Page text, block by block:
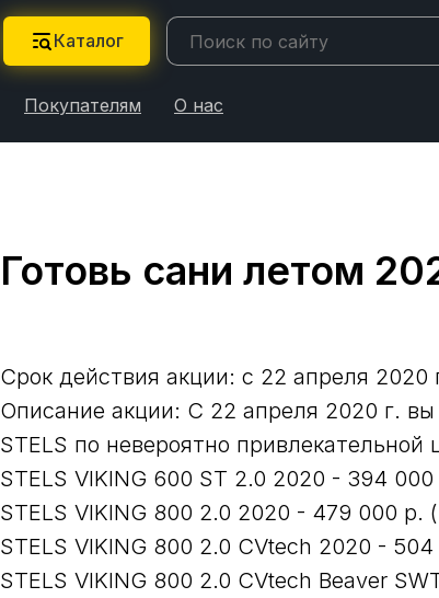
Каталог
Покупателям О нас
Готовь сани летом
Срок действия акции: с 22 апреля 2020
Описание акции: С 22 апреля 2020 г.
STELS по невероятно привлекательной
STELS VIKING 600 ST 2.0 2020 - 394
STELS VIKING 800 2.0 2020 - 479 000 р.
STELS VIKING 800 2.0 CVtech 2020 -
STELS VIKING 800 2.0 CVtech Beaver